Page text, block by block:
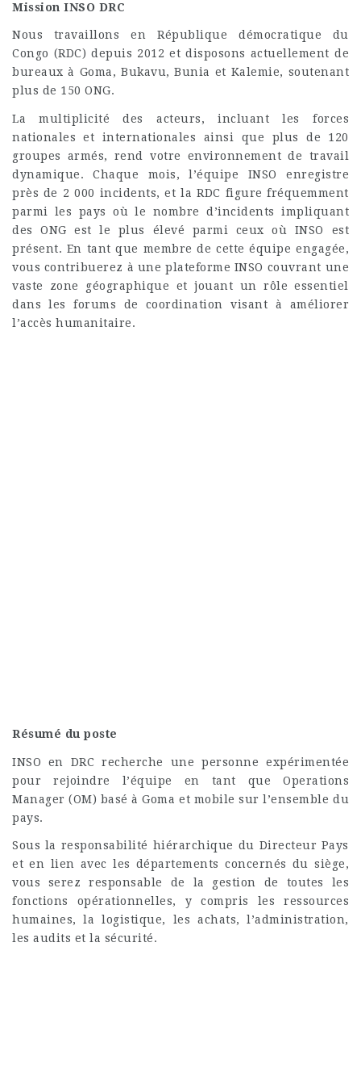
Mission INSO DRC
Nous travaillons en République démocratique du
Congo (RDC) depuis 2012 et disposons actuellement de
bureaux à Goma, Bukavu, Bunia et Kalemie, soutenant
plus de 150 ONG.
La multiplicité des acteurs, incluant les forces
nationales et internationales ainsi que plus de 120
groupes armés, rend votre environnement de travail
dynamique. Chaque mois, l’équipe INSO enregistre
près de 2 000 incidents, et la RDC figure fréquemment
parmi les pays où le nombre d’incidents impliquant
des ONG est le plus élevé parmi ceux où INSO est
présent. En tant que membre de cette équipe engagée,
vous contribuerez à une plateforme INSO couvrant une
vaste zone géographique et jouant un rôle essentiel
dans les forums de coordination visant à améliorer
l’accès humanitaire.
Résumé du poste
INSO en DRC recherche une personne expérimentée
pour rejoindre l’équipe en tant que Operations
Manager (OM) basé à Goma et mobile sur l’ensemble du
pays.
Sous la responsabilité hiérarchique du Directeur Pays
et en lien avec les départements concernés du siège,
vous serez responsable de la gestion de toutes les
fonctions opérationnelles, y compris les ressources
humaines, la logistique, les achats, l’administration,
les audits et la sécurité.